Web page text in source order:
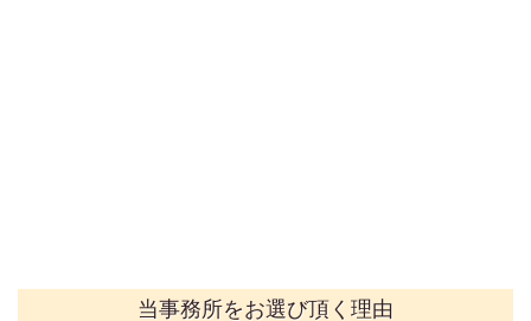
当事務所をお選び頂く理由